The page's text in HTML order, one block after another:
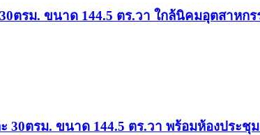
ตรม. ขนาด 144.5 ตร.วา ใกล้นิคมอุตสาหก
ตรม. ขนาด 144.5 ตร.วา พร้อมห้องประชุ